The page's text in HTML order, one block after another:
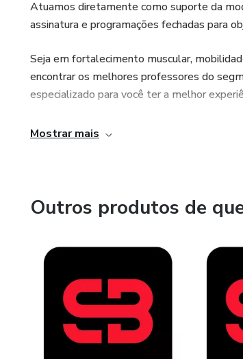
Atuamos diretamente como suporte da
assinatura e programações fechadas para
Seja em fortalecimento muscular,
encontrar os melhores professores do
especializado para você ter a melhor
Mostrar mais
Outros produtos de